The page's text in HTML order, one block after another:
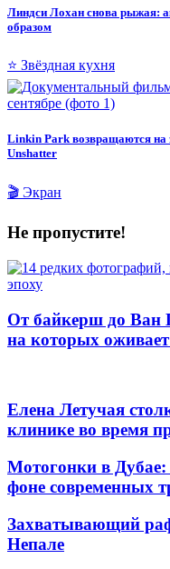
Линдси Лохан снова рыжая:
образом
⭐ Звёздная кухня
Linkin Park возвращаются на
Unshatter
🎬 Экран
Не пропустите!
От байкерш до Ван
на которых
Елена Летучая
клинике во время
Мотогонки в Дубае:
фоне современных
Захватывающий
Непале